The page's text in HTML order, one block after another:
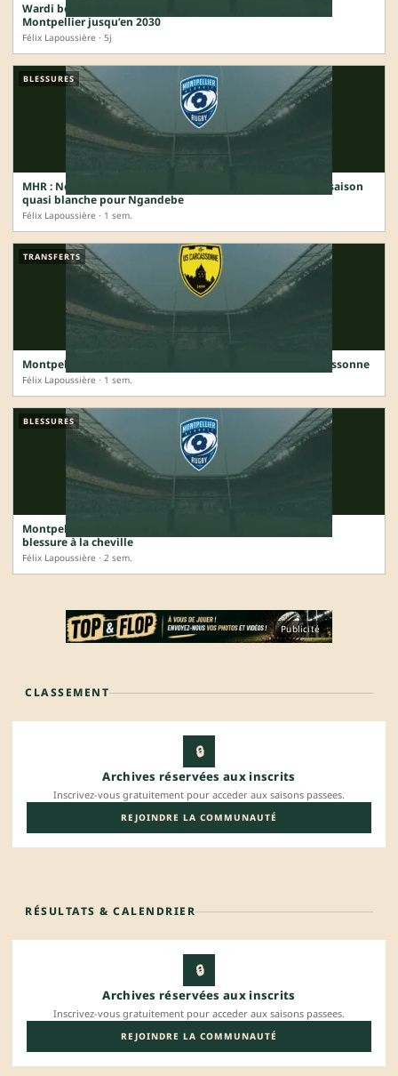
Wardi boucle la boucle : le pilier international revient à
Montpellier jusqu’en 2030
Félix Lapoussière · 5j
BLESSURES
MHR : Nouchi évite l’opération mais manquera la reprise, saison
quasi blanche pour Ngandebe
Félix Lapoussière · 1 sem.
TRANSFERTS
Montpellier prête son international U20 Nils Punti à Carcassonne
Félix Lapoussière · 1 sem.
BLESSURES
Montpellier : la tournée de Lenni Nouchi s’achève sur une
blessure à la cheville
Félix Lapoussière · 2 sem.
Publicité
CLASSEMENT
🔒
Archives réservées aux inscrits
Inscrivez-vous gratuitement pour acceder aux saisons passees.
REJOINDRE LA COMMUNAUTÉ
RÉSULTATS & CALENDRIER
🔒
Archives réservées aux inscrits
Inscrivez-vous gratuitement pour acceder aux saisons passees.
REJOINDRE LA COMMUNAUTÉ